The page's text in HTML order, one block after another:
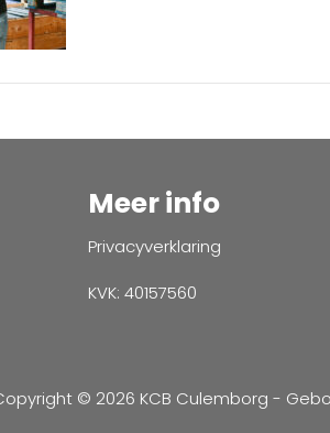
Meer info
Privacyverklaring
KVK: 40157560
© 2026 KCB Culemborg -